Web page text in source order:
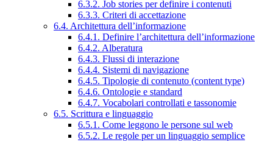
6.3.2. Job stories per definire i contenuti
6.3.3. Criteri di accettazione
6.4. Architettura dell’informazione
6.4.1. Definire l’architettura dell’informazione
6.4.2. Alberatura
6.4.3. Flussi di interazione
6.4.4. Sistemi di navigazione
6.4.5. Tipologie di contenuto (content type)
6.4.6. Ontologie e standard
6.4.7. Vocabolari controllati e tassonomie
6.5. Scrittura e linguaggio
6.5.1. Come leggono le persone sul web
6.5.2. Le regole per un linguaggio semplice